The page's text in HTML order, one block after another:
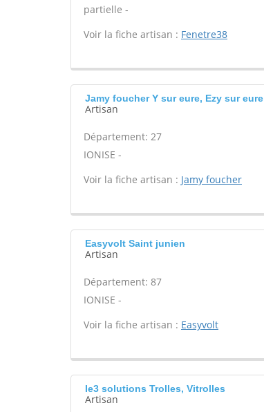
partielle -
Voir la fiche artisan : Fenetre38
Jamy foucher Y sur eure, Ezy sur eure
Artisan
Département: 27
IONISE -
Voir la fiche artisan : Jamy foucher
Easyvolt Saint junien
Artisan
Département: 87
IONISE -
Voir la fiche artisan : Easyvolt
Ie3 solutions Trolles, Vitrolles
Artisan